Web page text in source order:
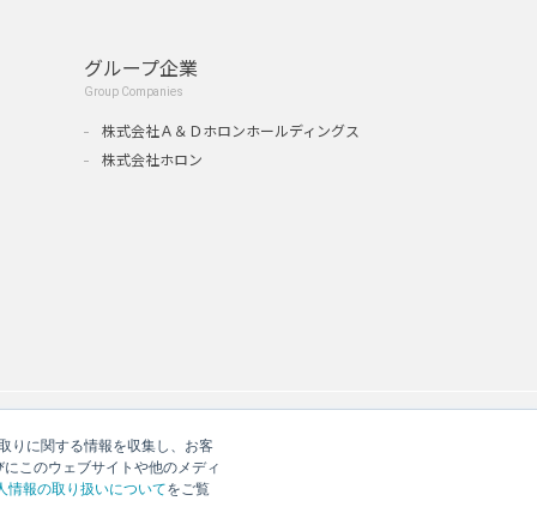
りに関する情報を収集し、お客
このウェブサイトや他のメディ
情報の取り扱いについてをご覧
グループ企業
Group Companies
株式会社Ａ＆Ｄホロンホールディングス
株式会社ホロン